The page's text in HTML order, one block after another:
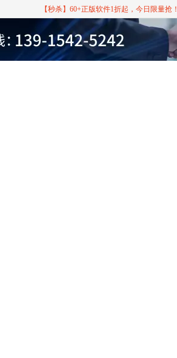
【秒杀】60+正版软件1折起，今日限量抢！